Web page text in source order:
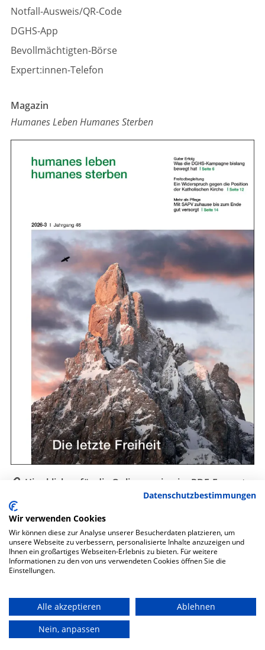
Datenschutzbestimmungen
Wir verwenden Cookies
Wir können diese zur Analyse unserer Besucherdaten platzieren, um
unsere Webseite zu verbessern, personalisierte Inhalte anzuzeigen und
Ihnen ein großartiges Webseiten-Erlebnis zu bieten. Für weitere
Informationen zu den von uns verwendeten Cookies öffnen Sie die
Einstellungen.
Alle akzeptieren
Ablehnen
Nein, anpassen
Notfall-Ausweis/QR-Code
DGHS-App
Bevollmächtigten-Börse
Expert:innen-Telefon
Magazin
Humanes Leben Humanes Sterben
Hier klicken für die Onlineversion im PDF-Format
Auch als gedruckte Zeitschrift erhältlich.
Datenschutz
Cookie-Einstellungen